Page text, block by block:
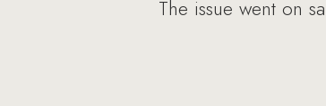
The issue went on